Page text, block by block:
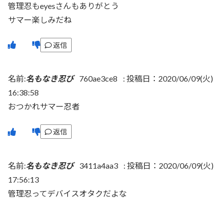
管理忍もeyesさんもありがとう
サマー楽しみだね
返信
名前:名もなき忍び 760ae3ce8 : 投稿日：2020/06/09(火)
16:38:58
おつかれサマー忍者
返信
名前:名もなき忍び 3411a4aa3 : 投稿日：2020/06/09(火)
17:56:13
管理忍ってデバイスオタクだよな